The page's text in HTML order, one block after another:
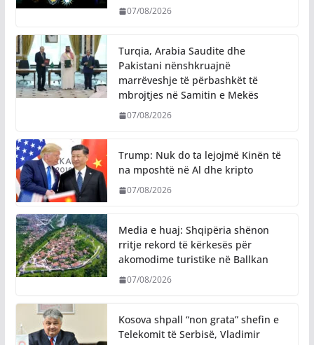
07/08/2026
Turqia, Arabia Saudite dhe
Pakistani nënshkruajnë
marrëveshje të përbashkët të
mbrojtjes në Samitin e Mekës
07/08/2026
Trump: Nuk do ta lejojmë Kinën të
na mposhtë në Al dhe kripto
07/08/2026
Media e huaj: Shqipëria shënon
rritje rekord të kërkesës për
akomodime turistike në Ballkan
07/08/2026
Kosova shpall “non grata” shefin e
Telekomit të Serbisë, Vladimir